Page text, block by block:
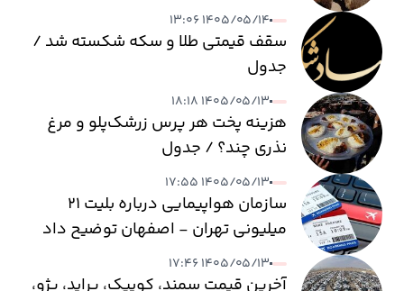
۱۴۰۵/۰۵/۱۴ ۱۳:۰۶
سقف قیمتی طلا و سکه شکسته شد /
جدول
۱۴۰۵/۰۵/۱۳ ۱۸:۱۸
هزینه پخت هر پرس زرشک‌پلو و مرغ
نذری چند؟ / جدول
۱۴۰۵/۰۵/۱۳ ۱۷:۵۵
سازمان هواپیمایی درباره بلیت ۲۱
میلیونی تهران - اصفهان توضیح داد
۱۴۰۵/۰۵/۱۳ ۱۷:۴۶
آخرین قیمت سمند، کوییک، پراید، پژو،